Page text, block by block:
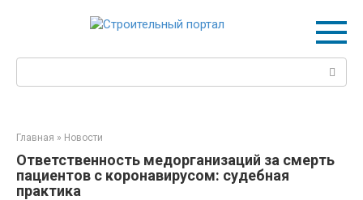
Поиск:
Главная » Новости
Ответственность медорганизаций за смерть
пациентов с коронавирусом: судебная
практика